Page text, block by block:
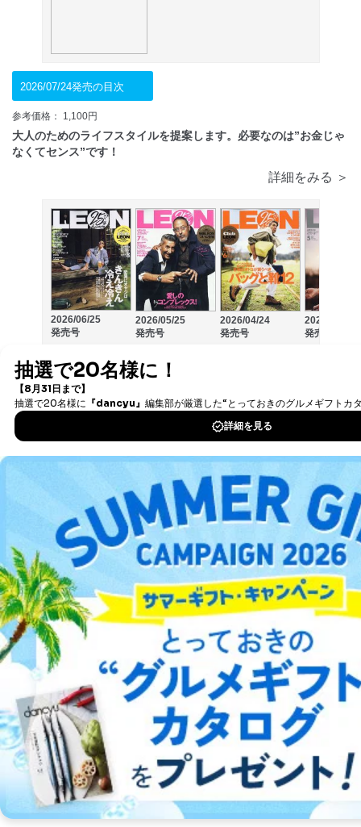
2026/07/24発売の目次
参考価格： 1,100円
大人のためのライフスタイルを提案します。必要なのは”お金じゃ
なくてセンス”です！
詳細をみる ＞
2026/06/25
発売号
2026/05/25
発売号
2026/04/24
発売号
2026/03/25
発売号
9 POPEYE（ポパイ） 最大
参考価格：980円 定期購読(1年プラン)なら1冊：855円
都会型”若者”に焦点を絞ったメンズファッション・ライフスタイ
ル雑誌
詳細をみる ＞
2026/07/09
発売号
発売号
発売号